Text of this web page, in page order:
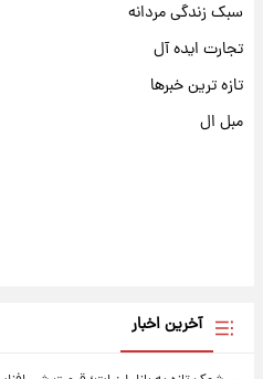
سبک زندگی مردانه
تجارت ایده آل
تازه ترین خبرها
مبل ال
آخرین اخبار